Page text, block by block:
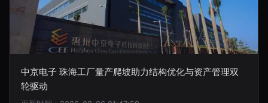
中京电子 珠海工厂量产爬坡助力结构优化与资产管理双
轮驱动